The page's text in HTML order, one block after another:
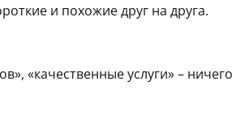
и похожие друг на друга.
«качественные услуги» – ничего